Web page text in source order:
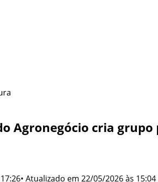
Agronegócio cria
• Atualizado em 22/05/2026 às 15:04